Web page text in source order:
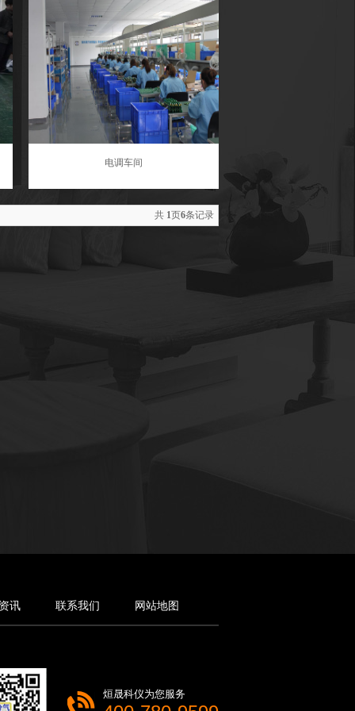
电调车间
共 1页6条记录
讯 联系我们 网站地图
烜晟科仪为您服务